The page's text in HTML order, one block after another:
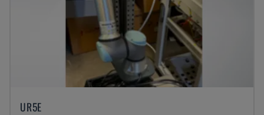
UR5E